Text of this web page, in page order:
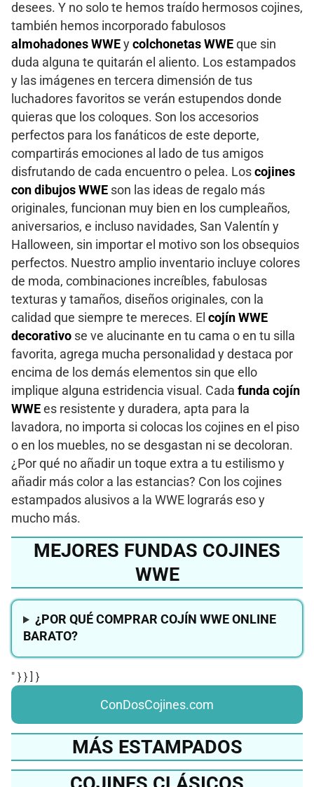
desees. Y no solo te hemos traído hermosos cojines,
también hemos incorporado fabulosos
almohadones WWE y colchonetas WWE que sin
duda alguna te quitarán el aliento. Los estampados
y las imágenes en tercera dimensión de tus
luchadores favoritos se verán estupendos donde
quieras que los coloques. Son los accesorios
perfectos para los fanáticos de este deporte,
compartirás emociones al lado de tus amigos
disfrutando de cada encuentro o pelea. Los cojines
con dibujos WWE son las ideas de regalo más
originales, funcionan muy bien en los cumpleaños,
aniversarios, e incluso navidades, San Valentín y
Halloween, sin importar el motivo son los obsequios
perfectos. Nuestro amplio inventario incluye colores
de moda, combinaciones increíbles, fabulosas
texturas y tamaños, diseños originales, con la
calidad que siempre te mereces. El cojín WWE
decorativo se ve alucinante en tu cama o en tu silla
favorita, agrega mucha personalidad y destaca por
encima de los demás elementos sin que ello
implique alguna estridencia visual. Cada funda cojín
WWE es resistente y duradera, apta para la
lavadora, no importa si colocas los cojines en el piso
o en los muebles, no se desgastan ni se decoloran.
¿Por qué no añadir un toque extra a tu estilismo y
añadir más color a las estancias? Con los cojines
estampados alusivos a la WWE lograrás eso y
mucho más.
MEJORES FUNDAS COJINES
WWE
¿POR QUÉ COMPRAR COJÍN WWE ONLINE
BARATO?
" } } ] }
ConDosCojines.com
MÁS ESTAMPADOS